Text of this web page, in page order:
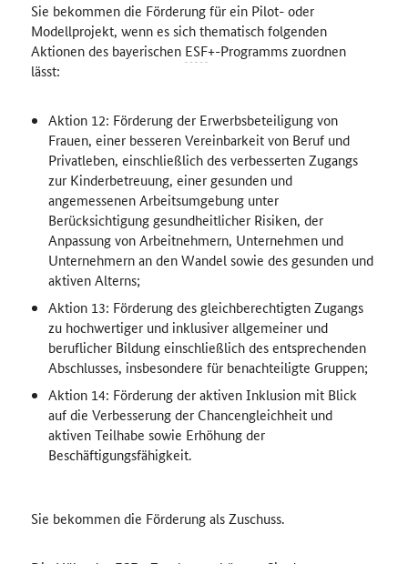
Sie bekommen die Förderung für ein Pilot- oder
Modellprojekt, wenn es sich thematisch folgenden
Aktionen des bayerischen ESF+-Programms zuordnen
lässt:
Aktion 12: Förderung der Erwerbsbeteiligung von
Frauen, einer besseren Vereinbarkeit von Beruf und
Privatleben, einschließlich des verbesserten Zugangs
zur Kinderbetreuung, einer gesunden und
angemessenen Arbeitsumgebung unter
Berücksichtigung gesundheitlicher Risiken, der
Anpassung von Arbeitnehmern, Unternehmen und
Unternehmern an den Wandel sowie des gesunden und
aktiven Alterns;
Aktion 13: Förderung des gleichberechtigten Zugangs
zu hochwertiger und inklusiver allgemeiner und
beruflicher Bildung einschließlich des entsprechenden
Abschlusses, insbesondere für benachteiligte Gruppen;
Aktion 14: Förderung der aktiven Inklusion mit Blick
auf die Verbesserung der Chancengleichheit und
aktiven Teilhabe sowie Erhöhung der
Beschäftigungsfähigkeit.
Sie bekommen die Förderung als Zuschuss.